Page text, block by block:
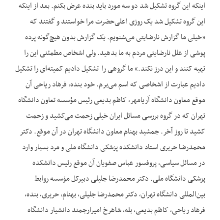
اینکه این گروه تشکیل شد دو سه مورد باید بنده عرض بکنم. بعد از اینکه
این گروه تشکیل شد یک روزی اعلی‌حضرت مرا خواستند و گفتند که
«خیلی ما گزارش نارضایتی می‌شنویم. یک گزارش بدون هیچ‌گونه پرده
پوشی از علل نارضایتی مردم به ما بدهید. ولی اشخاص مطمئنی این را
تهیه کنند و این درز نکند.» ما گروهی را تشکیل دادیم کمیته‌ای را تشکیل
دادیم عبارت از اشخاصی که اسم می‌برم. خود بنده، فرهاد ریاحی آن
موقع معاون دانشگاه آریامهر، کاظم بدیعی رئیس مؤسسه تعاون دانشگاه
تهران که در گروه بررسی مسائل ایران خیلی زحمت می‌کشید و زحمت
کشید تا روز آخر. جمشید بهنام معاون دانشگاه تهران در آن موقع. دکتر
محمدرضا حریری استاد دانشکده پزشکی دانشگاه ملی و مرد بسیار وارد
در مسائل سیاسی، پروفسور عباس صفویان آن موقع رئیس دانشکده
پزشکی دانشگاه ملی. دکتر محمدرضا جلیلی دبیرکل مؤسسه روابط
بین‌المللی دانشگاه تهران، دکتر محمدرضا جلیلی، بهنام، حریری، بنده،
فرهاد ریاحی، کاظم بدیعی، بله، شاهرخ امیرارجمند دانشیار دانشگاه